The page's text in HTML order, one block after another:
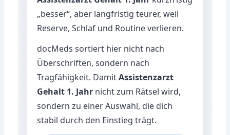
„besser“, aber langfristig teurer, weil
Reserve, Schlaf und Routine verlieren.
docMeds sortiert hier nicht nach
Überschriften, sondern nach
Tragfähigkeit. DamitAssistenzarzt
Gehalt 1. Jahr nicht zum Rätsel wird,
sondern zu einer Auswahl, die dich
stabil durch den Einstieg trägt.